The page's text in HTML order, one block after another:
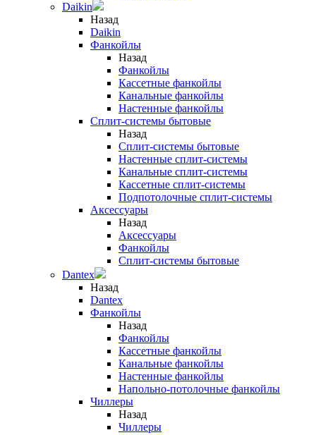
Daikin
Назад
Daikin
Фанкойлы
Назад
Фанкойлы
Кассетные фанкойлы
Канальные фанкойлы
Настенные фанкойлы
Сплит-системы бытовые
Назад
Сплит-системы бытовые
Настенные сплит-системы
Канальные сплит-системы
Кассетные сплит-системы
Подпотолочные сплит-системы
Аксессуары
Назад
Аксессуары
Фанкойлы
Сплит-системы бытовые
Dantex
Назад
Dantex
Фанкойлы
Назад
Фанкойлы
Кассетные фанкойлы
Канальные фанкойлы
Настенные фанкойлы
Напольно-потолочные фанкойлы
Чиллеры
Назад
Чиллеры